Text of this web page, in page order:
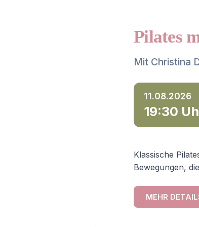
Pilates
Mit Christina
11.08.2026
19:30
Klassische
Bewegungen,
MEHR